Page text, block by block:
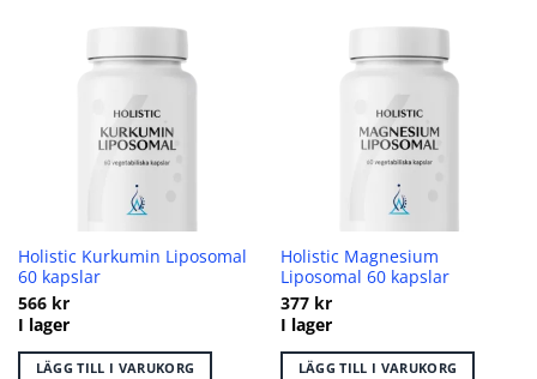
Holistic Kurkumin Liposomal
60 kapslar
566 kr
I lager
LÄGG TILL I VARUKORG
Holistic Magnesium
Liposomal 60 kapslar
377 kr
I lager
LÄGG TILL I VARUKORG